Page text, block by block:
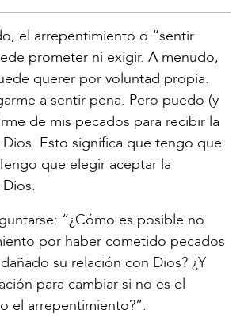
el arrepentimiento o “sentir
prometer ni exigir. A menudo,
querer por voluntad propia.
a sentir pena. Pero puedo (y
de mis pecados para recibir la
Esto significa que tengo que
que elegir aceptar la
“¿Cómo es posible no
por haber cometido pecados
su relación con Dios? ¿Y
para cambiar si no es el
el arrepentimiento?”.